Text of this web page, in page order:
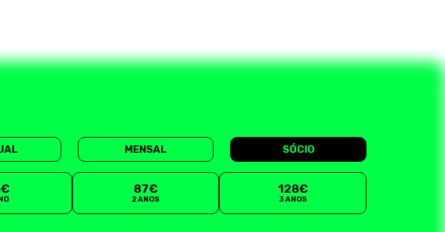
MENSAL SÓCIO
87€
2 ANOS
128€
3 ANOS